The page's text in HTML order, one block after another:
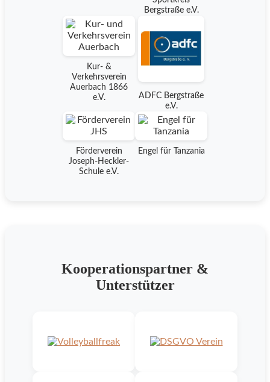
Bergstraße e.V.
Kur- &
Verkehrsverein
Auerbach 1866
e.V.
ADFC Bergstraße
e.V.
Förderverein
Joseph-Heckler-
Schule e.V.
Engel für Tanzania
Kooperationspartner &
Unterstützer